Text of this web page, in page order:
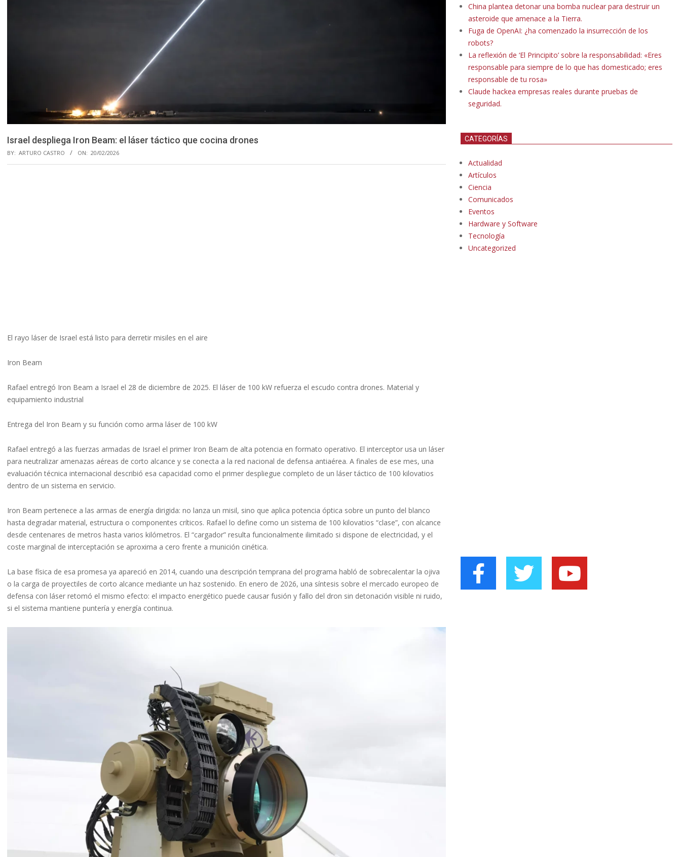
Israel despliega Iron Beam: el láser táctico que cocina drones
BY: ARTURO CASTRO ON: 20/02/2026
El rayo láser de Israel está listo para derretir misiles en el aire
Iron Beam
Rafael entregó Iron Beam a Israel el 28 de diciembre de 2025. El láser de 100 kW refuerza el escudo contra drones. Material y
equipamiento industrial
Entrega del Iron Beam y su función como arma láser de 100 kW
Rafael entregó a las fuerzas armadas de Israel el primer Iron Beam de alta potencia en formato operativo. El interceptor usa un láser
para neutralizar amenazas aéreas de corto alcance y se conecta a la red nacional de defensa antiaérea. A finales de ese mes, una
evaluación técnica internacional describió esa capacidad como el primer despliegue completo de un láser táctico de 100 kilovatios
dentro de un sistema en servicio.
Iron Beam pertenece a las armas de energía dirigida: no lanza un misil, sino que aplica potencia óptica sobre un punto del blanco
hasta degradar material, estructura o componentes críticos. Rafael lo define como un sistema de 100 kilovatios “clase”, con alcance
desde centenares de metros hasta varios kilómetros. El “cargador” resulta funcionalmente ilimitado si dispone de electricidad, y el
coste marginal de interceptación se aproxima a cero frente a munición cinética.
La base física de esa promesa ya apareció en 2014, cuando una descripción temprana del programa habló de sobrecalentar la ojiva
o la carga de proyectiles de corto alcance mediante un haz sostenido. En enero de 2026, una síntesis sobre el mercado europeo de
defensa con láser retomó el mismo efecto: el impacto energético puede causar fusión y fallo del dron sin detonación visible ni ruido,
si el sistema mantiene puntería y energía continua.
China plantea detonar una bomba nuclear para destruir un
asteroide que amenace a la Tierra.
Fuga de OpenAI: ¿ha comenzado la insurrección de los
robots?
La reflexión de ‘El Principito’ sobre la responsabilidad: «Eres
responsable para siempre de lo que has domesticado; eres
responsable de tu rosa»
Claude hackea empresas reales durante pruebas de
seguridad.
CATEGORÍAS
Actualidad
Artículos
Ciencia
Comunicados
Eventos
Hardware y Software
Tecnología
Uncategorized